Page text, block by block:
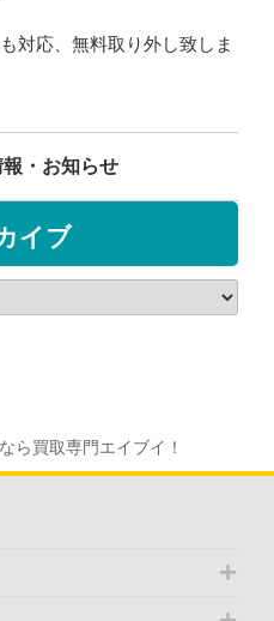
ら買取専門エイブイ！
対応、無料取り外し致しま
報・お知らせ
イブ